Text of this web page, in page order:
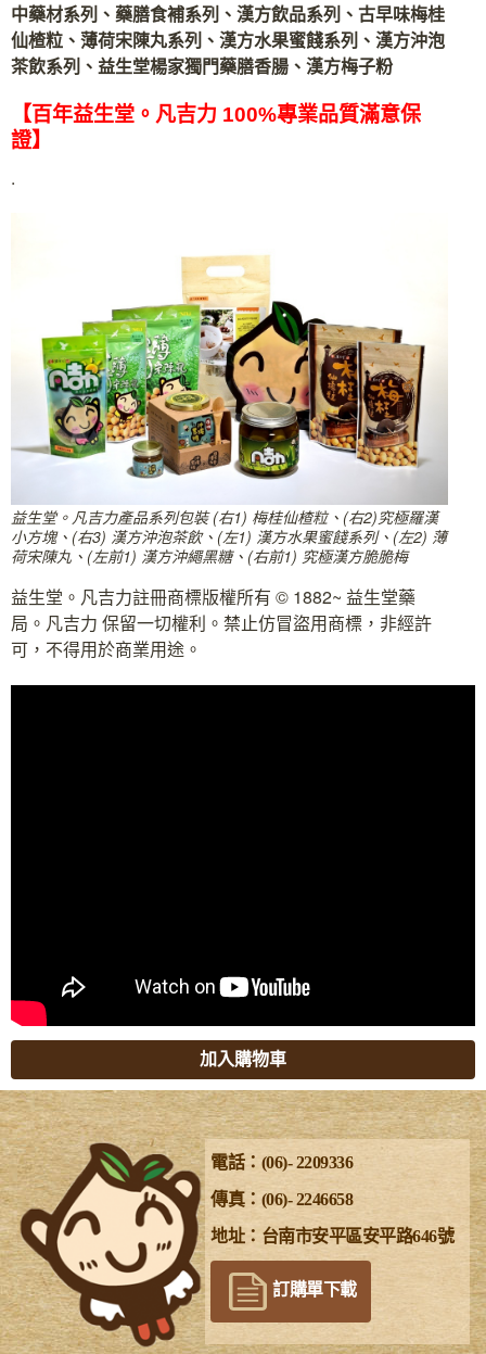
中藥材系列、藥膳食補系列、漢方飲品系列、古早味梅桂
仙楂粒、薄荷宋陳丸系列、漢方水果蜜餞系列、漢方沖泡
茶飲系列、益生堂楊家獨門藥膳香腸、漢方梅子粉
【百年益生堂。凡吉力 100%專業品質滿意保
證】
.
益生堂。凡吉力產品系列包裝 (右1) 梅桂仙楂粒、(右2)究極羅漢
小方塊、(右3) 漢方沖泡茶飲、(左1) 漢方水果蜜餞系列、(左2) 薄
荷宋陳丸、(左前1) 漢方沖繩黑糖、(右前1) 究極漢方脆脆梅
益生堂。凡吉力註冊商標版權所有 © 1882~ 益生堂藥
局。凡吉力 保留一切權利。禁止仿冒盜用商標，非經許
可，不得用於商業用途。
加入購物車
電話：(06)- 2209336
傳真：(06)- 2246658
地址：台南市安平區安平路646號
訂購單下載